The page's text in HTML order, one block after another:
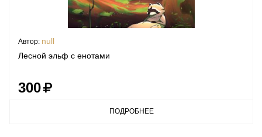
Автор: null
Лесной эльф с енотами
300
ПОДРОБНЕЕ